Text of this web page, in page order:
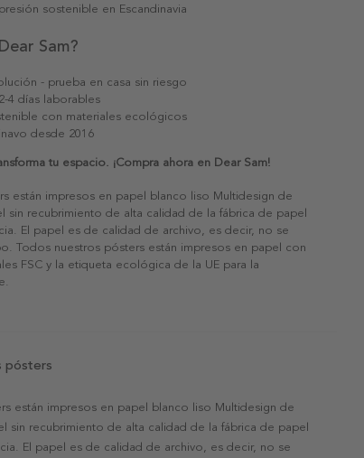
sostenible en Escandinavia
Sam?
- prueba en casa sin riesgo
4 días laborables
con materiales ecológicos
desde 2016
tu espacio. ¡Compra ahora en Dear Sam!
están impresos en papel blanco liso Multidesign de
sin recubrimiento de alta calidad de la fábrica de papel
El papel es de calidad de archivo, es decir, no se
Todos nuestros pósters están impresos en papel con
FSC y la etiqueta ecológica de la UE para la
pósters
están impresos en papel blanco liso Multidesign de
sin recubrimiento de alta calidad de la fábrica de papel
El papel es de calidad de archivo, es decir, no se